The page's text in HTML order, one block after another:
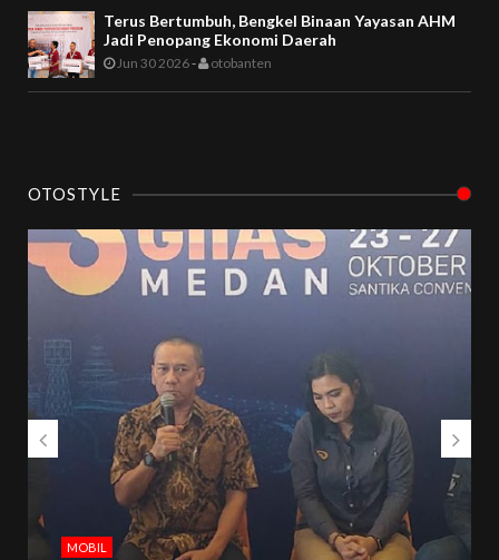
Terus Bertumbuh, Bengkel Binaan Yayasan AHM
Jadi Penopang Ekonomi Daerah
Jun 30 2026- otobanten
OTOSTYLE
MOBIL